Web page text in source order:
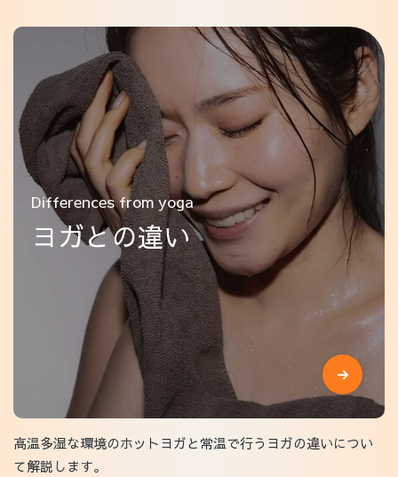
Differences from yoga
ヨガとの違い
高温多湿な環境のホットヨガと常温で行うヨガの違いについ
て解説します。